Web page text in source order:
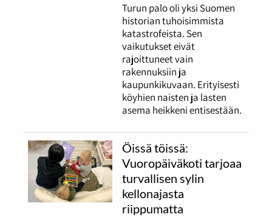
Turun palo oli yksi Suomen
historian tuhoisimmista
katastrofeista. Sen
vaikutukset eivät
rajoittuneet vain
rakennuksiin ja
kaupunkikuvaan. Erityisesti
köyhien naisten ja lasten
asema heikkeni entisestään.
Öissä töissä:
Vuoropäiväkoti tarjoaa
turvallisen sylin
kellonajasta
riippumatta